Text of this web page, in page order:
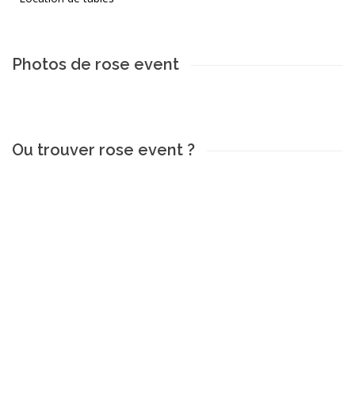
Photos de rose event
Ou trouver rose event ?